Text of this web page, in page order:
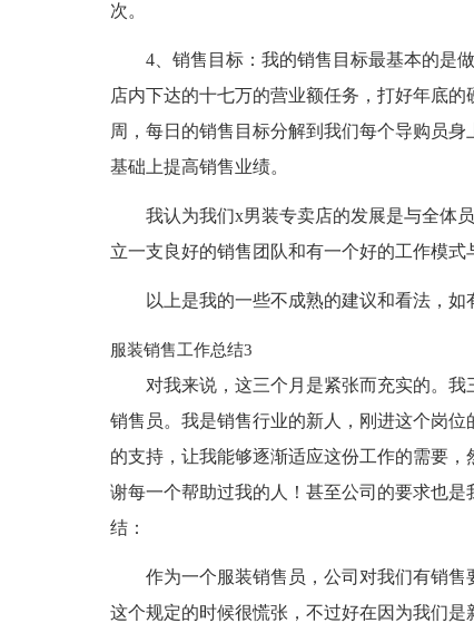
次。
4、销售目标：我的销售目标最基本的是
店内下达的十七万的营业额任务，打好年底
周，每日的销售目标分解到我们每个导购员
基础上提高销售业绩。
我认为我们x男装专卖店的发展是与全体
立一支良好的销售团队和有一个好的工作模式
以上是我的一些不成熟的建议和看法，如
服装销售工作总结3
对我来说，这三个月是紧张而充实的。
销售员。我是销售行业的新人，刚进这个岗
的支持，让我能够逐渐适应这份工作的需要
谢每一个帮助过我的人！甚至公司的要求也
结：
作为一个服装销售员，公司对我们有销
这个规定的时候很慌张，不过好在因为我们